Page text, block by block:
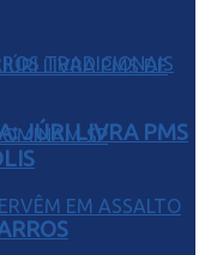
JÚRI LIVRA PMS